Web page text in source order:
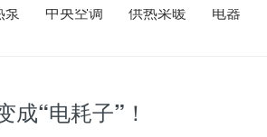
泵 中央空调 供热采暖 电器
成“电耗子”！